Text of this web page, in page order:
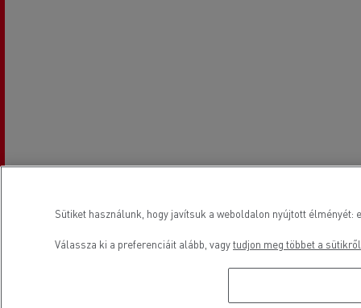
Sütiket használunk, hogy javítsuk a weboldalon nyújtott
Válassza ki a preferenciáit alább, vagytudjon meg többet a